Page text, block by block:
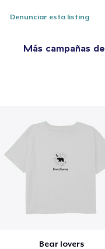
Denunciar esta listing
Más campañas de
Bear lovers